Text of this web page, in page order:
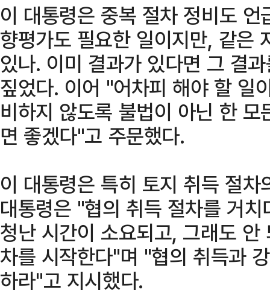
이 대통령은 중복 절차 정비도
향평가도 필요한 일이지만, 같은
있나. 이미 결과가 있다면 그 결
짚었다. 이어 "어차피 해야 할 일
비하지 않도록 불법이 아닌 한
면 좋겠다"고 주문했다.
이 대통령은 특히 토지 취득 절
대통령은 "협의 취득 절차를 거
청난 시간이 소요되고, 그래도
차를 시작한다"며 "협의 취득과
하라"고 지시했다.